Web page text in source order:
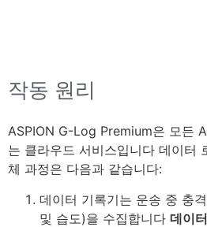
작동 원리
ASPION G-Log Premium은 모든
는 클라우드 서비스입니다 데이터
체 과정은 다음과 같습니다:
데이터 기록기는 운송 중 충
및 습도)을 수집합니다 데이터